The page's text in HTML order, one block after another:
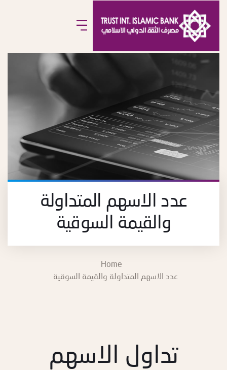
عدد الاسهم المتداولة
والقيمة السوقية
Home
عدد الاسهم المتداولة والقيمة السوقية
تداول الاسهم